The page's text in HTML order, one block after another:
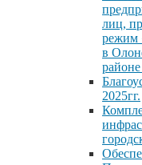
лиц,
режим
в
2025гг.